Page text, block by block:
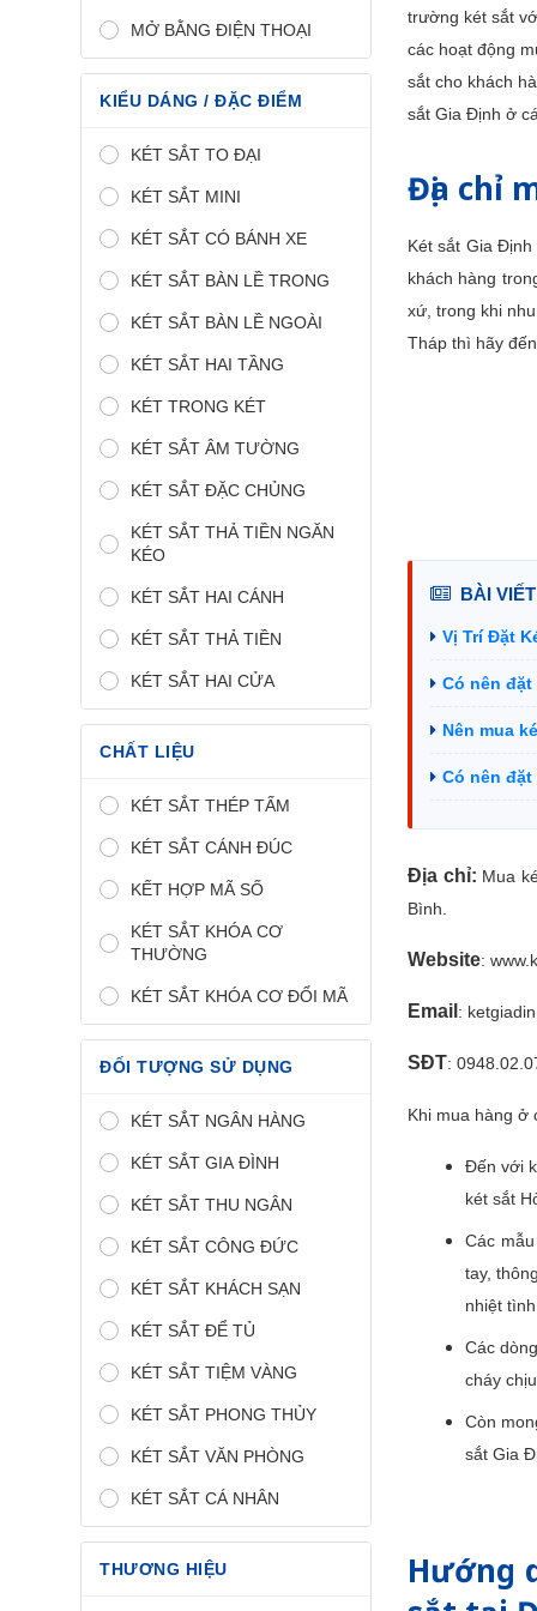
MỞ BẰNG ĐIỆN THOẠI
KIỂU DÁNG / ĐẶC ĐIỂM
KÉT SẮT TO ĐẠI
KÉT SẮT MINI
KÉT SẮT CÓ BÁNH XE
KÉT SẮT BÀN LỀ TRONG
KÉT SẮT BÀN LỀ NGOÀI
KÉT SẮT HAI TẦNG
KÉT TRONG KÉT
KÉT SẮT ÂM TƯỜNG
KÉT SẮT ĐẶC CHỦNG
KÉT SẮT THẢ TIỀN NGĂN
KÉO
KÉT SẮT HAI CÁNH
KÉT SẮT THẢ TIỀN
KÉT SẮT HAI CỬA
CHẤT LIỆU
KÉT SẮT THÉP TẤM
KÉT SẮT CÁNH ĐÚC
KẾT HỢP MÃ SỐ
KÉT SẮT KHÓA CƠ
THƯỜNG
KÉT SẮT KHÓA CƠ ĐỔI MÃ
ĐỐI TƯỢNG SỬ DỤNG
KÉT SẮT NGÂN HÀNG
KÉT SẮT GIA ĐÌNH
KÉT SẮT THU NGÂN
KÉT SẮT CÔNG ĐỨC
KÉT SẮT KHÁCH SẠN
KÉT SẮT ĐỂ TỦ
KÉT SẮT TIỆM VÀNG
KÉT SẮT PHONG THỦY
KÉT SẮT VĂN PHÒNG
KÉT SẮT CÁ NHÂN
THƯƠNG HIỆU
trường két sắt
các hoạt động
sắt cho khách
sắt Gia Định ở
Địa chỉ
Két sắt Gia
khách hàng
xứ, trong khi
Tháp thì hãy
BÀI
Vị Trí Đặt
Có nên
Nên mua
Có nên
Địa chỉ: Mua
Bình.
Website:
Email :
SĐT:
Khi mua hàng ở
Đến với
két sắt
Các
tay,
nhiệt
Các
cháy
Còn
sắt Gia
Hướng